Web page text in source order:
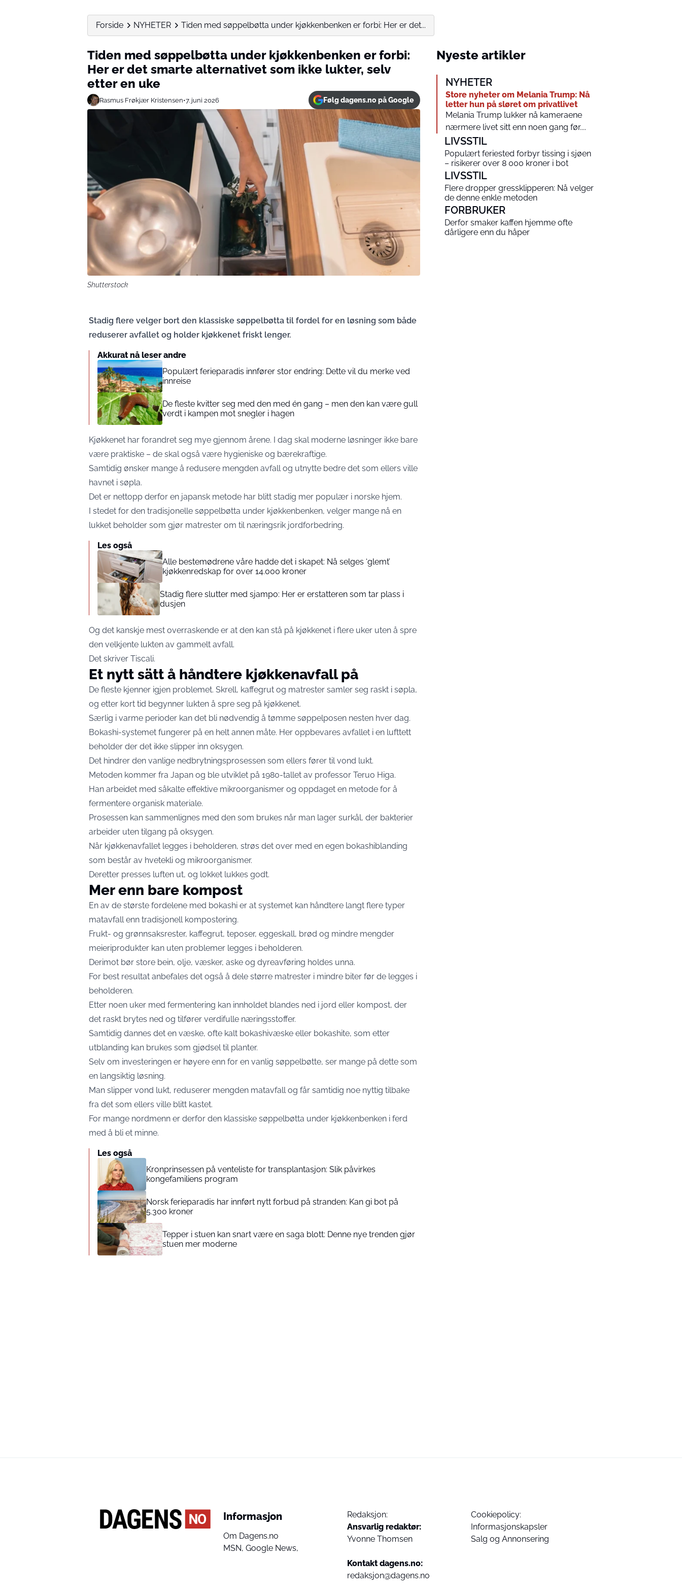
Forside NYHETER Tiden med søppelbøtta under kjøkkenbenken er forbi: Her er det...
Tiden med søppelbøtta under kjøkkenbenken er forbi:
Her er det smarte alternativet som ikke lukter, selv
etter en uke
Rasmus Frøkjær Kristensen•7. juni 2026 Følg dagens.no på Google
Shutterstock
Stadig flere velger bort den klassiske søppelbøtta til fordel for en løsning som både
reduserer avfallet og holder kjøkkenet friskt lenger.
Akkurat nå leser andre
Populært ferieparadis innfører stor endring: Dette vil du merke ved
innreise
De fleste kvitter seg med den med én gang – men den kan være gull
verdt i kampen mot snegler i hagen
Kjøkkenet har forandret seg mye gjennom årene. I dag skal moderne løsninger ikke bare
være praktiske – de skal også være hygieniske og bærekraftige.
Samtidig ønsker mange å redusere mengden avfall og utnytte bedre det som ellers ville
havnet i søpla.
Det er nettopp derfor en japansk metode har blitt stadig mer populær i norske hjem.
I stedet for den tradisjonelle søppelbøtta under kjøkkenbenken, velger mange nå en
lukket beholder som gjør matrester om til næringsrik jordforbedring.
Les også
Alle bestemødrene våre hadde det i skapet: Nå selges ‘glemt’
kjøkkenredskap for over 14.000 kroner
Stadig flere slutter med sjampo: Her er erstatteren som tar plass i
dusjen
Og det kanskje mest overraskende er at den kan stå på kjøkkenet i flere uker uten å spre
den velkjente lukten av gammelt avfall.
Det skriver Tiscali.
Et nytt sätt å håndtere kjøkkenavfall på
De fleste kjenner igjen problemet. Skrell, kaffegrut og matrester samler seg raskt i søpla,
og etter kort tid begynner lukten å spre seg på kjøkkenet.
Særlig i varme perioder kan det bli nødvendig å tømme søppelposen nesten hver dag.
Bokashi-systemet fungerer på en helt annen måte. Her oppbevares avfallet i en lufttett
beholder der det ikke slipper inn oksygen.
Det hindrer den vanlige nedbrytningsprosessen som ellers fører til vond lukt.
Metoden kommer fra Japan og ble utviklet på 1980-tallet av professor Teruo Higa.
Han arbeidet med såkalte effektive mikroorganismer og oppdaget en metode for å
fermentere organisk materiale.
Prosessen kan sammenlignes med den som brukes når man lager surkål, der bakterier
arbeider uten tilgang på oksygen.
Når kjøkkenavfallet legges i beholderen, strøs det over med en egen bokashiblanding
som består av hvetekli og mikroorganismer.
Deretter presses luften ut, og lokket lukkes godt.
Mer enn bare kompost
En av de største fordelene med bokashi er at systemet kan håndtere langt flere typer
matavfall enn tradisjonell kompostering.
Frukt- og grønnsaksrester, kaffegrut, teposer, eggeskall, brød og mindre mengder
meieriprodukter kan uten problemer legges i beholderen.
Derimot bør store bein, olje, væsker, aske og dyreavføring holdes unna.
For best resultat anbefales det også å dele større matrester i mindre biter før de legges i
beholderen.
Etter noen uker med fermentering kan innholdet blandes ned i jord eller kompost, der
det raskt brytes ned og tilfører verdifulle næringsstoffer.
Samtidig dannes det en væske, ofte kalt bokashivæske eller bokashite, som etter
utblanding kan brukes som gjødsel til planter.
Selv om investeringen er høyere enn for en vanlig søppelbøtte, ser mange på dette som
en langsiktig løsning.
Man slipper vond lukt, reduserer mengden matavfall og får samtidig noe nyttig tilbake
fra det som ellers ville blitt kastet.
For mange nordmenn er derfor den klassiske søppelbøtta under kjøkkenbenken i ferd
med å bli et minne.
Les også
Kronprinsessen på venteliste for transplantasjon: Slik påvirkes
kongefamiliens program
Norsk ferieparadis har innført nytt forbud på stranden: Kan gi bot på
5.300 kroner
Tepper i stuen kan snart være en saga blott: Denne nye trenden gjør
stuen mer moderne
Nyeste artikler
NYHETER
Store nyheter om Melania Trump: Nå
letter hun på sløret om privatlivet
Melania Trump lukker nå kameraene
nærmere livet sitt enn noen gang før....
LIVSSTIL
Populært feriested forbyr tissing i sjøen
– risikerer over 8 000 kroner i bot
LIVSSTIL
Flere dropper gressklipperen: Nå velger
de denne enkle metoden
FORBRUKER
Derfor smaker kaffen hjemme ofte
dårligere enn du håper
Informasjon
Om Dagens.no
MSN, Google News,
Redaksjon:
Ansvarlig redaktør:
Yvonne Thomsen
Kontakt dagens.no:
redaksjon@dagens.no
Cookiepolicy:
Informasjonskapsler
Salg og Annonsering